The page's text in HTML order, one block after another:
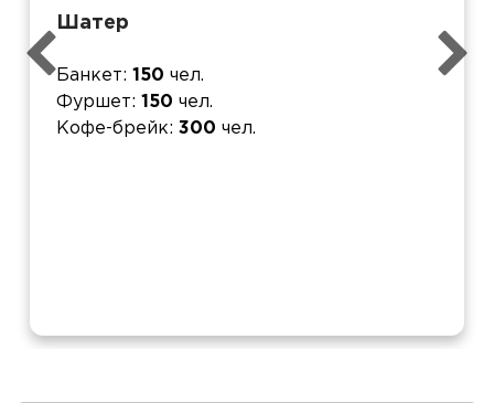
Шатер
Банкет 150 чел.
Фуршет
150 чел.
Кофе-брейк
300 чел.